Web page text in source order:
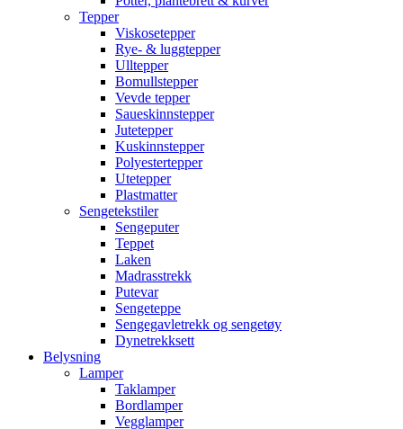
Tepper
Viskosetepper
Rye- & luggtepper
Ulltepper
Bomullstepper
Vevde tepper
Saueskinnstepper
Jutetepper
Kuskinnstepper
Polyestertepper
Utetepper
Plastmatter
Sengetekstiler
Sengeputer
Teppet
Laken
Madrasstrekk
Putevar
Sengeteppe
Sengegavletrekk og sengetøy
Dynetrekksett
Belysning
Lamper
Taklamper
Bordlamper
Vegglamper